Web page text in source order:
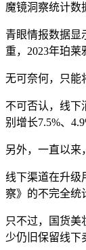
魔镜洞察统计数
青眼情报数据显
重，2023年珀莱
无可奈何，只能
不可否认，线下
别增长7.5%、
另外，一直以来
线下渠道在升级
察》的不完全统
只不过，国货
少仍旧保留线下